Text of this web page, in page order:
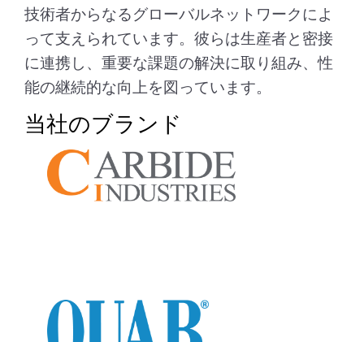
技術者からなるグローバルネットワークによ
って支えられています。彼らは生産者と密接
に連携し、重要な課題の解決に取り組み、性
能の継続的な向上を図っています。
当社のブランド